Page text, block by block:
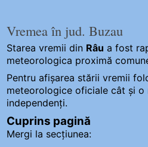
Vremea în jud. Buzau
Starea vremii din Râu a fost
meteorologica proximă
Pentru afișarea stării vremii
meteorologice oficiale cât și o
independenți.
Cuprins pagină
Mergi la secțiunea: